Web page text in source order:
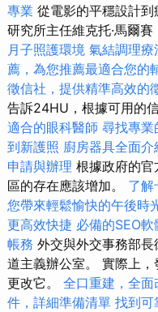
專業 從電影的平穩設計
研究所主任維克托·馬爾
月子照護環境 氣結調理療
薦，為您推薦最適合您的
徵信社，提供精準高效的
告訴24HU，根據可用的
適合的眼科醫師 尋找專業
到新護照 廚房器具全面
申請與辦理 根據政府的
區的存在應該增加。 了解
您帶來輕鬆愉快的午後時
更高效快捷 必備的SEO
帳務 外交與外交事務部
道主義辦公室。 實際上
更改它。 全口重建，全
件，詳細準備清單 找到可